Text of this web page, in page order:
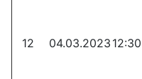
12 04.03.2023 12:30